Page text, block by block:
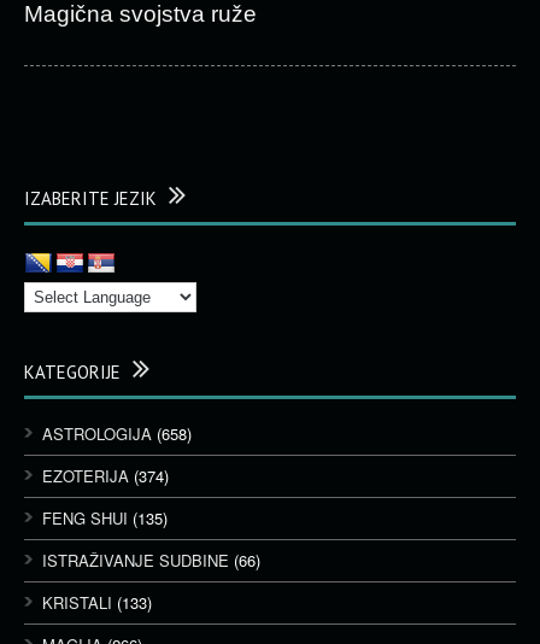
Magična svojstva ruže
IZABERITE JEZIK
KATEGORIJE
ASTROLOGIJA (658)
EZOTERIJA (374)
FENG SHUI (135)
ISTRAŽIVANJE SUDBINE (66)
KRISTALI (133)